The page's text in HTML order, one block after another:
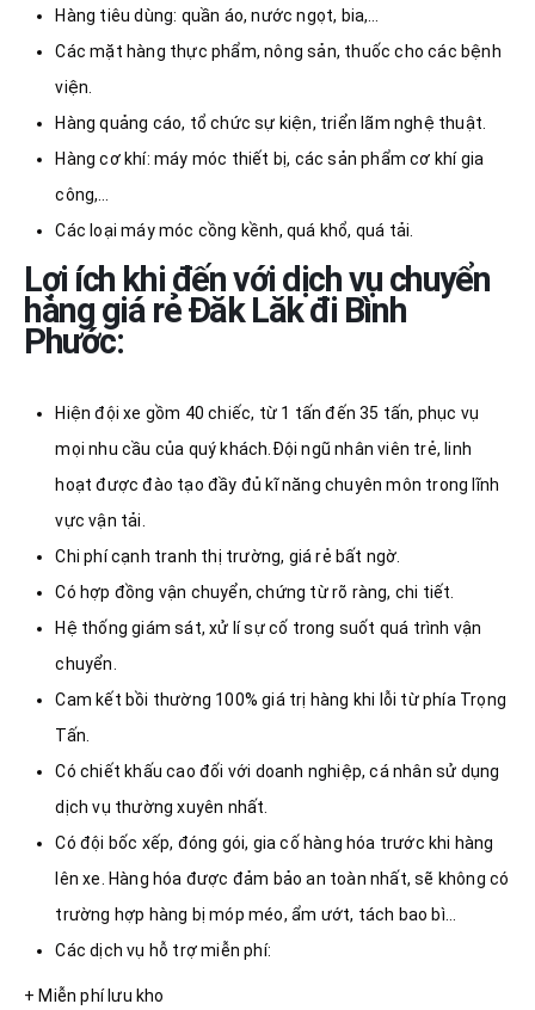
Hàng tiêu dùng: quần áo, nước ngọt, bia,…
Các mặt hàng thực phẩm, nông sản, thuốc cho các bệnh
viện.
Hàng quảng cáo, tổ chức sự kiện, triển lãm nghệ thuật.
Hàng cơ khí: máy móc thiết bị, các sản phẩm cơ khí gia
công,…
Các loại máy móc cồng kềnh, quá khổ, quá tải.
Lợi ích khi đến với dịch vụ chuyển
hàng giá rẻ Đăk Lăk đi Bình
Phước:
Hiện đội xe gồm 40 chiếc, từ 1 tấn đến 35 tấn, phục vụ
mọi nhu cầu của quý khách.Đội ngũ nhân viên trẻ, linh
hoạt được đào tạo đầy đủ kĩ năng chuyên môn trong lĩnh
vực vận tải.
Chi phí cạnh tranh thị trường, giá rẻ bất ngờ.
Có hợp đồng vận chuyển, chứng từ rõ ràng, chi tiết.
Hệ thống giám sát, xử lí sự cố trong suốt quá trình vận
chuyển.
Cam kết bồi thường 100% giá trị hàng khi lỗi từ phía Trọng
Tấn.
Có chiết khấu cao đối với doanh nghiệp, cá nhân sử dụng
dịch vụ thường xuyên nhất.
Có đội bốc xếp, đóng gói, gia cố hàng hóa trước khi hàng
lên xe. Hàng hóa được đảm bảo an toàn nhất, sẽ không có
trường hợp hàng bị móp méo, ẩm ướt, tách bao bì…
Các dịch vụ hỗ trợ miễn phí:
+ Miễn phí lưu kho